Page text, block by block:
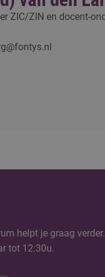
ZIC/ZIN en docent-
helpt je graag
tot 12:30u.